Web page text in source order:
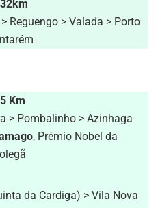
Reguengo > Valada > Porto
Km
> Pombalinho > Azinhaga
, Prémio Nobel da
da Cardiga) > Vila Nova